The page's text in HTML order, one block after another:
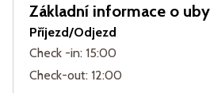
Základní informace o
Příjezd/Odjezd
Check -in: 15:00
Check-out: 12:00